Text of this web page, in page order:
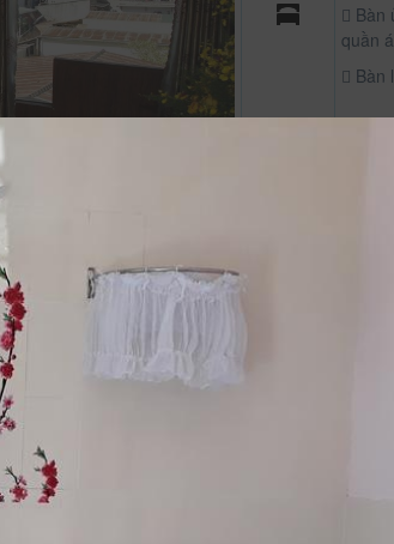
Bàn
quần
Bàn